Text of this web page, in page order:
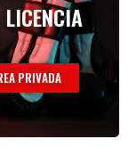
PRIVADA